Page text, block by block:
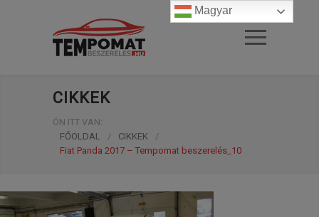
CIKKEK
ÖN ITT VAN:
FŐOLDAL
/ CIKKEK
/
Fiat Panda 2017 – Tempomat beszerelés_10
Magyar